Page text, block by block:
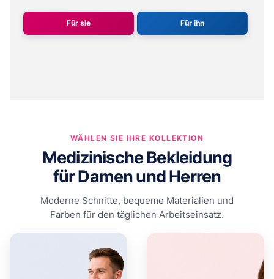
Für sie Für ihn
WÄHLEN SIE IHRE KOLLEKTION
Medizinische Bekleidung
für Damen und Herren
Moderne Schnitte, bequeme Materialien und
Farben für den täglichen Arbeitseinsatz.